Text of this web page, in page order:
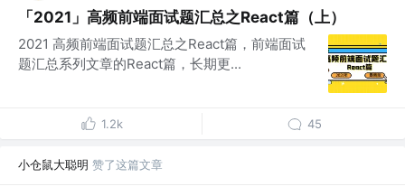
「2021」高频前端面试题汇总之React篇（上）
2021 高频前端面试题汇总之React篇，前端面试
题汇总系列文章的React篇，长期更...
1.2k 45
小仓鼠大聪明 赞了这篇文章